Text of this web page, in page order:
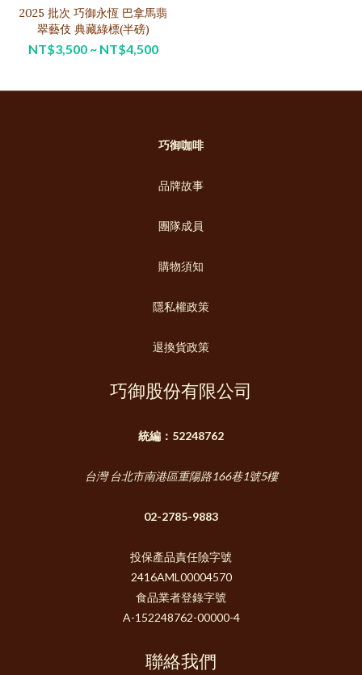
2025 批次 巧御永恆 巴拿馬翡
翠藝伎 典藏綠標(半磅)
NT$3,500 ~ NT$4,500
巧御咖啡
品牌故事
團隊成員
購物須知
隱私權政策
退換貨政策
巧御股份有限公司
統編：52248762
台灣 台北市南港區重陽路166巷1號5樓
02-2785-9883
投保產品責任險字號
2416AML00004570
食品業者登錄字號
A-152248762-00000-4
聯絡我們